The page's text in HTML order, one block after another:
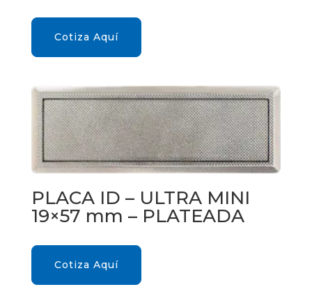
Cotiza Aquí
PLACA ID – ULTRA MINI
19×57 mm – PLATEADA
Cotiza Aquí